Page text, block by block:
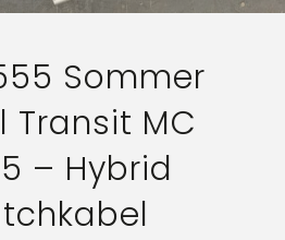
Sommer
Transit MC
– Hybrid